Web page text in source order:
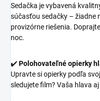
Sedačka je vybavená
súčasťou sedačky – žiadne
provizórne riešenia.
noc.
✔️Polohovateľné opierky
Upravte si opierky podľa
sledujete film? Vaša hlava